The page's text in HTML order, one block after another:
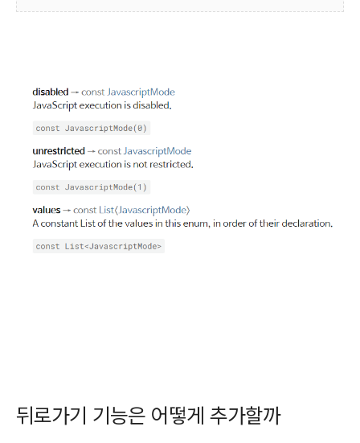
뒤로가기 기능은 어떻게 추가할까